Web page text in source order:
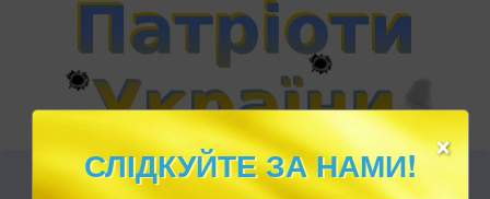
×
СЛІДКУЙТЕ ЗА НАМИ!